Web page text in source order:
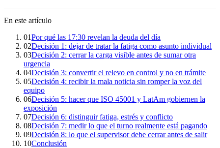
En este artículo
01Por qué las 17:30 revelan la deuda del día
02Decisión 1: dejar de tratar la fatiga como asunto individual
03Decisión 2: cerrar la carga visible antes de sumar otra
urgencia
04Decisión 3: convertir el relevo en control y no en trámite
05Decisión 4: recibir la mala noticia sin romper la voz del
equipo
06Decisión 5: hacer que ISO 45001 y LatAm gobiernen la
exposición
07Decisión 6: distinguir fatiga, estrés y conflicto
08Decisión 7: medir lo que el turno realmente está pagando
09Decisión 8: lo que el supervisor debe cerrar antes de salir
10Conclusión